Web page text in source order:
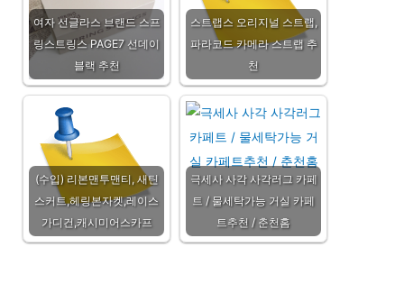
여자 선글라스 브랜드 스프
링스트링스 PAGE7 선데이
블랙 추천
스트랩스 오리지널 스트랩,
파라코드 카메라 스트랩 추
천
(수입) 리본맨투맨티, 새틴
스커트,헤링본자켓,레이스
가디건,캐시미어스카프
극세사 사각 사각러그 카페
트 / 물세탁가능 거실 카페
트추천 / 춘천홈